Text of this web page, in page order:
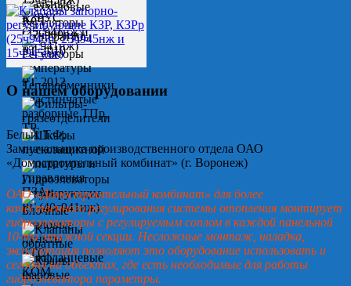
О нашем оборудовании
Белых Т.Ф.
Замначальника производственного отдела ОАО
«Домостроительный комбинат» (г. Воронеж)
ОАО «Домостроительный комбинат» для более
качественного регулирования системы отопления монтирует
гидроэлеваторы с регулируемым соплом в каждой панельной
10-ти этажной секции. Несложные монтаж, наладка,
эксплуатация позволяют это оборудование использовать и
сегодня на объектах, где есть необходимые для работы
гидроэлеватора параметры.